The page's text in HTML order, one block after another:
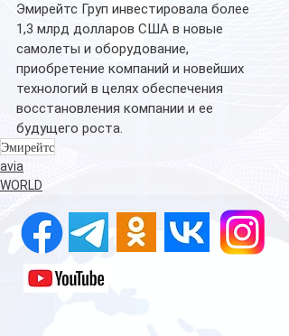
Эмирейтс Груп инвестировала более
1,3 млрд долларов США в новые
самолеты и оборудование,
приобретение компаний и новейших
технологий в целях обеспечения
восстановления компании и ее
будущего роста.
Эмирейтс
avia
WORLD